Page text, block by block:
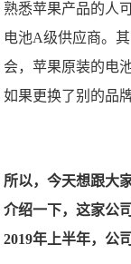
熟悉苹果产品的人
电池A级供应商。
会，苹果原装的电
如果更换了别的品
所以，今天想跟大
介绍一下，这家公
2019年上半年，公